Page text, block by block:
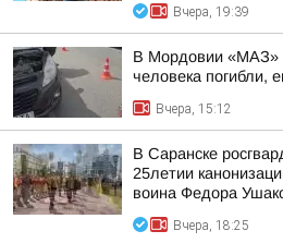
Вчера, 19:39
В Мордовии «МАЗ»
человека погибли,
Вчера, 15:12
В Саранске
25летии
воина Федора
Вчера, 18:25